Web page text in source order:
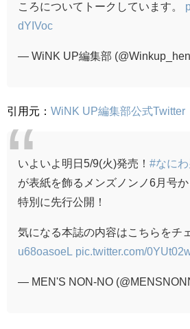
ころについてトークしています。
dYIVoc
— WiNK UP編集部
引用元： WiNK UP編集部公式Twitter
いよいよ明日5/9(火)発売！ #なに
が表紙を飾るメンズノンノ6月号
特別に先行公開！
気になる本誌の内容はこちらをチ
u68oasoeL
pic.twitter.com/
— MEN'S NON-NO